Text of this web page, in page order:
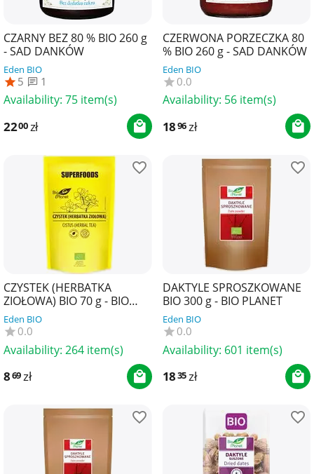
CZARNY BEZ 80 % BIO 260 g
- SAD DANKÓW
Eden BIO
5 1
Availability: 75 item(s)
2200zł
CZERWONA PORZECZKA 80
% BIO 260 g - SAD DANKÓW
Eden BIO
0.0
Availability: 56 item(s)
1896zł
CZYSTEK (HERBATKA
ZIOŁOWA) BIO 70 g - BIO
PLANET SUPERFOODS
Eden BIO
0.0
Availability: 264 item(s)
869zł
DAKTYLE SPROSZKOWANE
BIO 300 g - BIO PLANET
Eden BIO
0.0
Availability: 601 item(s)
1835zł